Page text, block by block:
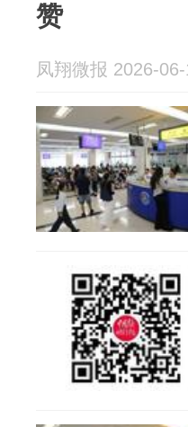
赞
凤翔微报 2026-